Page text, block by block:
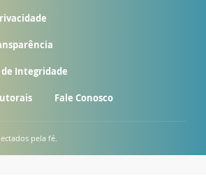
Integridade
Fale Conosco
pela fé.